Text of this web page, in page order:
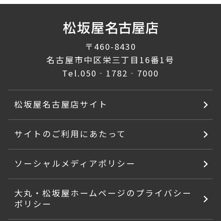
〒460-8430
名古屋市中区栄三丁目16番1号
Tel.050‐1782‐7000
松坂屋名古屋店サイト
サイトのご利用にあたって
ソーシャルメディアポリシー
大丸・松坂屋ホームページのプライバシー
ポリシー